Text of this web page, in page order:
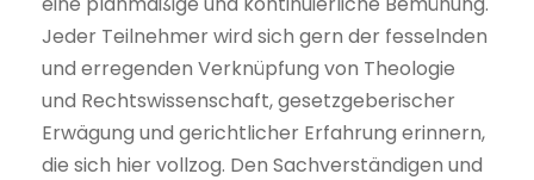
Jeder Teilnehmer wird sich gern der fesselnden
und erregenden Verknüpfung von Theologie
und Rechtswissenschaft, gesetzgeberischer
Erwägung und gerichtlicher Erfahrung erinnern,
die sich hier vollzog. Den Sachverständigen und